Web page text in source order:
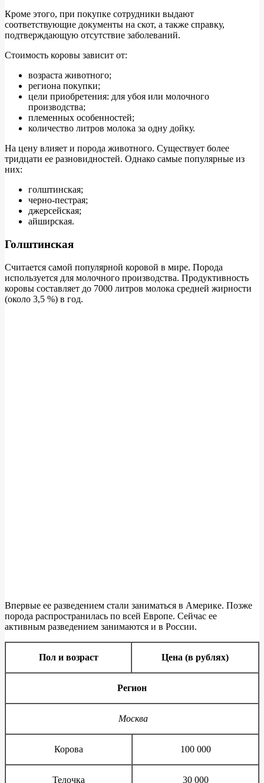
Кроме этого, при покупке сотрудники выдают
соответствующие документы на скот, а также справку,
подтверждающую отсутствие заболеваний.
Стоимость коровы зависит от:
возраста животного;
региона покупки;
цели приобретения: для убоя или молочного
производства;
племенных особенностей;
количество литров молока за одну дойку.
На цену влияет и порода животного. Существует более
тридцати ее разновидностей. Однако самые популярные из
них:
голштинская;
черно-пестрая;
джерсейская;
айширская.
Голштинская
Считается самой популярной коровой в мире. Порода
используется для молочного производства. Продуктивность
коровы составляет до 7000 литров молока средней жирности
(около 3,5 %) в год.
Впервые ее разведением стали заниматься в Америке. Позже
порода распространилась по всей Европе. Сейчас ее
активным разведением занимаются и в России.
Пол и возраст Цена (в рублях)
Регион
Москва
Корова 100 000
Телочка 30 000